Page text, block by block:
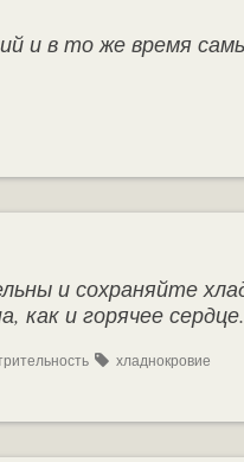
и в то же время
и сохраняйте
как и горячее сердце.
хладнокровие